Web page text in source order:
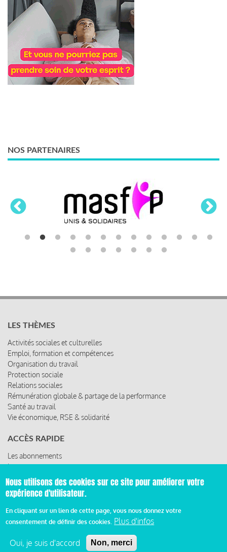
NOS PARTENAIRES
LES THÈMES
Activités sociales et culturelles
Emploi, formation et compétences
Organisation du travail
Protection sociale
Relations sociales
Rémunération globale & partage de la performance
Santé au travail
Vie économique, RSE & solidarité
ACCÈS RAPIDE
Les abonnements
Les rencontres
Les ressources
© 2019 Miroir Social - Réalisé parCafffeine
Mentions légales et condition générale d’utilisation et
Nous utilisons des cookies sur ce site pour améliorer votre
expérience d'utilisateur.
En cliquant sur un lien de cette page, vous nous donnez votre
consentement de définir des cookies. Plus d'infos
Oui, je suis d'accord Non, merci